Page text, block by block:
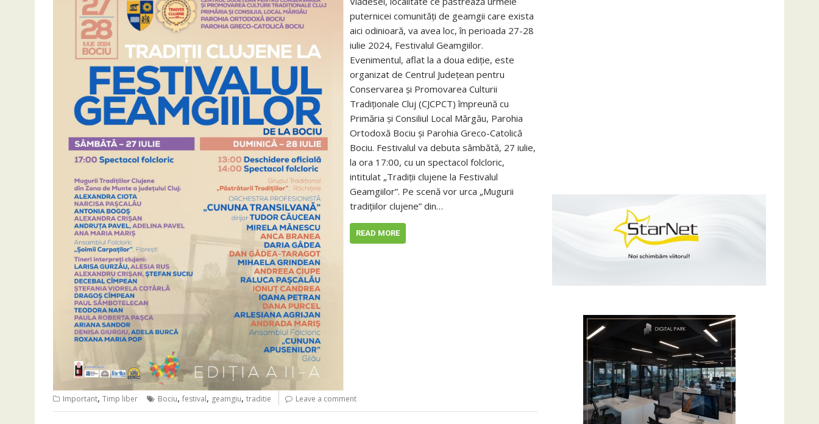
puternicei comunități de geamgii care exista
aici odinioară, va avea loc, în perioada 27-28
iulie 2024, Festivalul Geamgiilor.
Evenimentul, aflat la a doua ediție, este
organizat de Centrul Județean pentru
Conservarea și Promovarea Culturii
Tradiționale Cluj (CJCPCT) împreună cu
Primăria și Consiliul Local Mărgău, Parohia
Ortodoxă Bociu și Parohia Greco-Catolică
Bociu. Festivalul va debuta sâmbătă, 27 iulie,
la ora 17:00, cu un spectacol folcloric,
intitulat „Tradiții clujene la Festivalul
Geamgiilor”. Pe scenă vor urca „Mugurii
tradițiilor clujene” din…
READ MORE
Important, Timp liber Bociu, festival, geamgiu, traditie Leave a comment